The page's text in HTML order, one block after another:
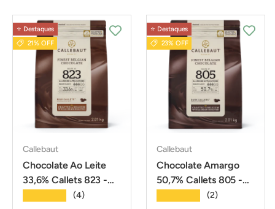
⭐️ Destaques
21% OFF
Callebaut
Chocolate Ao Leite
33,6% Callets 823 -
2,01Kg - Callebaut
(4)
⭐️ Destaques
23% OFF
Callebaut
Chocolate Amargo
50,7% Callets 805 -
2,01Kg - Callebaut
(2)